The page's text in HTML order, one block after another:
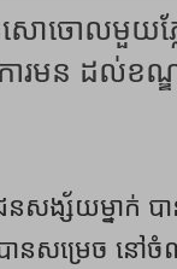
ោចោលមួយភ្ល
ារមន ដល់ខ
នសង្ស័យម្នាក់
ានសម្រេច នៅ